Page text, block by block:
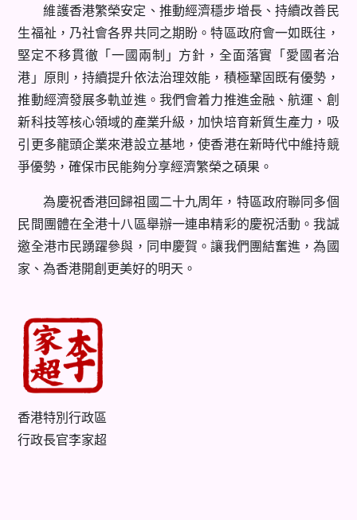
維護香港繁榮安定、推動經濟穩步增長、持續改善民
生福祉，乃社會各界共同之期盼。特區政府會一如既往，
堅定不移貫徹「一國兩制」方針，全面落實「愛國者治
港」原則，持續提升依法治理效能，積極鞏固既有優勢，
推動經濟發展多軌並進。我們會着力推進金融、航運、創
新科技等核心領域的產業升級，加快培育新質生產力，吸
引更多龍頭企業來港設立基地，使香港在新時代中維持競
爭優勢，確保市民能夠分享經濟繁榮之碩果。
為慶祝香港回歸祖國二十九周年，特區政府聯同多個
民間團體在全港十八區舉辦一連串精彩的慶祝活動。我誠
邀全港市民踴躍參與，同申慶賀。讓我們團結奮進，為國
家、為香港開創更美好的明天。
香港特別行政區
行政長官李家超